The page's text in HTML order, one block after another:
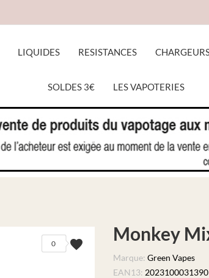
LIQUIDES RESISTANCES
SOLDES 3€ LES VAPOTERIES
ACCUEIL LIQUIDES MONKEY MIX
favorite
0 Monkey
Marque: Green Vapes
EAN13: 2023100031390